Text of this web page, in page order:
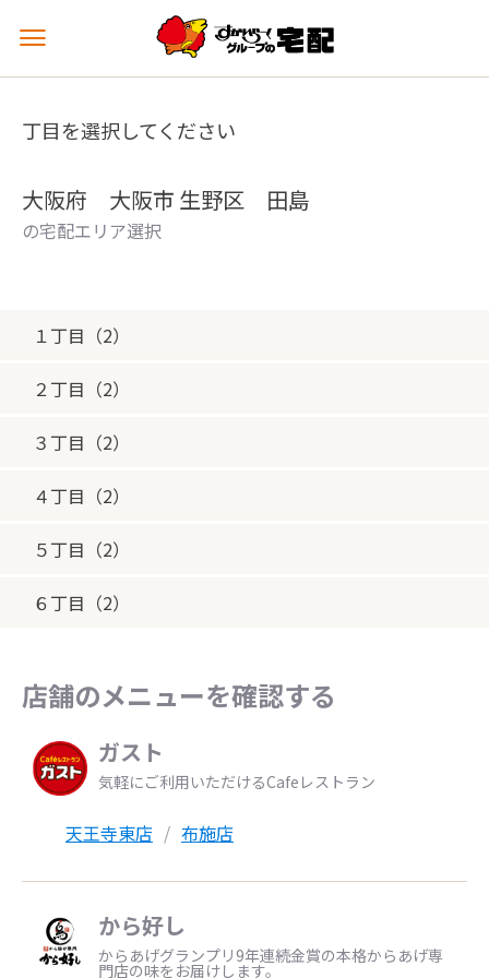
メ
ュ
を
丁目を選択してください
大阪府 大阪市 生野区 田島
の宅配エリア選択
１丁目（2）
２丁目（2）
３丁目（2）
４丁目（2）
５丁目（2）
６丁目（2）
店舗のメニューを確認する
ガスト
気軽にご利用いただけるCafeレストラン
天王寺東店 布施店
から好し
からあげグランプリ9年連続金賞の本格からあげ専
門店の味をお届けします。